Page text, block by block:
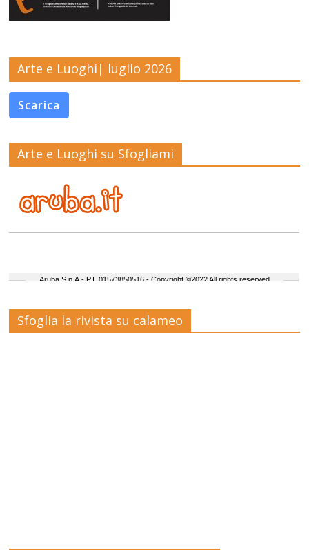
Arte e Luoghi| luglio 2026
Scarica
Arte e Luoghi su Sfogliami
Sfoglia la rivista su calameo